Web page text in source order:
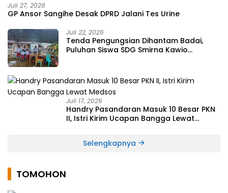
Juli 27, 2026
GP Ansor Sangihe Desak DPRD Jalani Tes Urine
Juli 22, 2026
Tenda Pengungsian Dihantam Badai,
Puluhan Siswa SDG Smirna Kawio
Juli 17, 2026
Handry Pasandaran Masuk 10 Besar PKN
II, Istri Kirim Ucapan Bangga Lewat
Selengkapnya
TOMOHON